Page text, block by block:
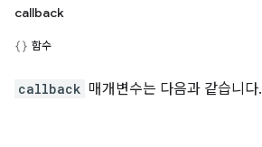
callback
함수
callback 매개변수는 다음과 같습니다.